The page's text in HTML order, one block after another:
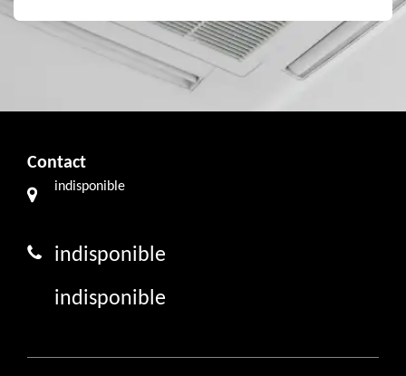
Contact
indisponible
indisponible
indisponible